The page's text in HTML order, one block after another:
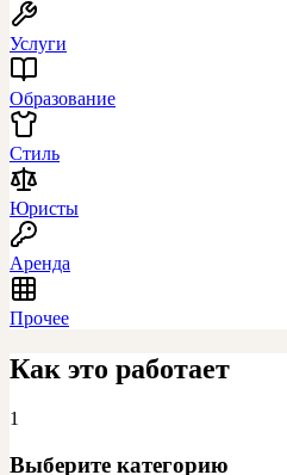
Услуги
Образование
Стиль
Юристы
Аренда
Прочее
Как это работает
1
Выберите категорию